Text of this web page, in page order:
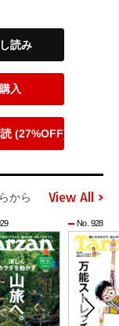
読み
購入
(27%OFF)
から View All
No. 928